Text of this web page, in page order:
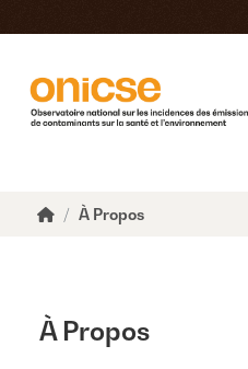
À Propos
À Propos